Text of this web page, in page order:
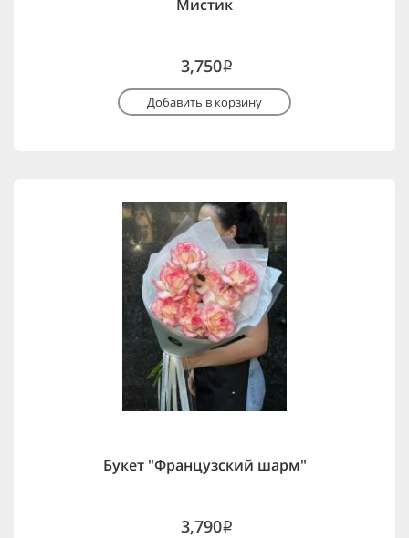
Мистик
3,750i
Добавить в корзину
Букет "Французский шарм"
3,790i